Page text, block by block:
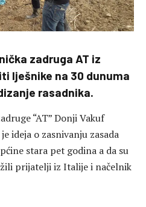
zadruga AT iz
lješnike na 30 dunuma
rasadnika.
“AT” Donji Vakuf
ideja o zasnivanju zasada
stara pet godina a da su
prijatelji iz Italije i načelnik